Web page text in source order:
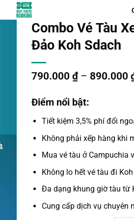
Combo Vé Tàu
Đảo Koh Sdach
790.000 ₫– 890.000
Điểm nổi bật:
Tiết kiệm 3,5% phí đổi
Không phải xếp hàng khi
Mua vé tàu ở Campuchia
Không lo hếtvé tàu đi
Đa dạng khung giờtàu từ
Cung cấp dịch vụ chuyên